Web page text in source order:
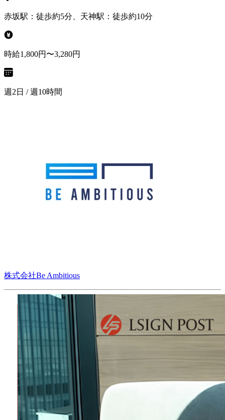
赤坂駅：徒歩約5分、天神駅：徒歩約10分
時給1,800円〜3,280円
週2日 / 週10時間
株式会社Be Ambitious